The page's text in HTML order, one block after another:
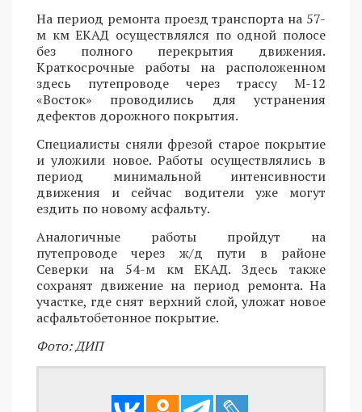
На период ремонта проезд транспорта на 57-
м км ЕКАД осуществлялся по одной полосе
без полного перекрытия движения.
Краткосрочные работы на расположенном
здесь путепроводе через трассу М-12
«Восток» проводились для устранения
дефектов дорожного покрытия.
Специалисты сняли фрезой старое покрытие
и уложили новое. Работы осуществлялись в
период минимальной интенсивности
движения и сейчас водители уже могут
ездить по новому асфальту.
Аналогичные работы пройдут на
путепроводе через ж/д пути в районе
Северки на 54-м км ЕКАД. Здесь также
сохранят движение на период ремонта. На
участке, где снят верхний слой, уложат новое
асфальтобетонное покрытие.
Фото: ДИП